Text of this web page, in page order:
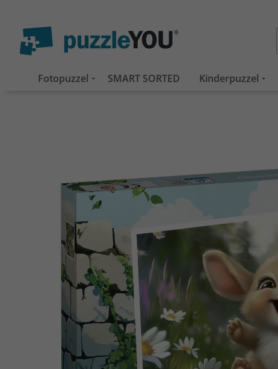
Fotopuzzel SMART SORTED Kinderpuzzel